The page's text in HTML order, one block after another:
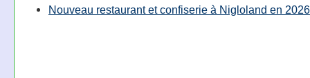
Nouveau restaurant et confiserie à Nigloland en 2026